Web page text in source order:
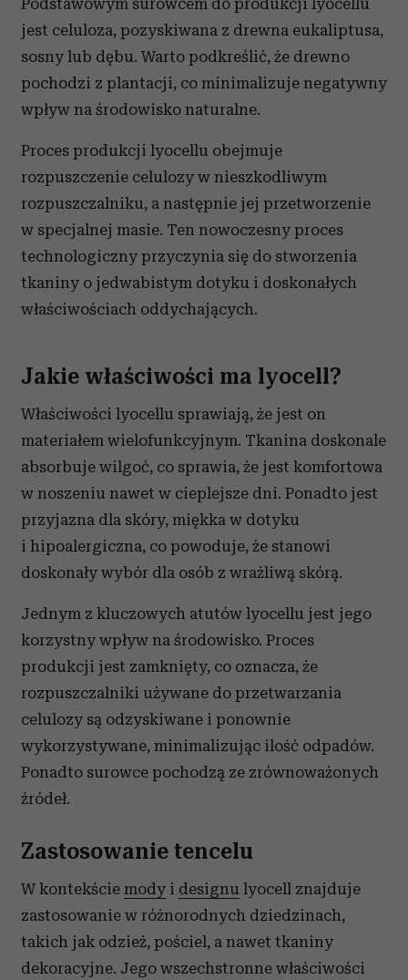
Podstawowym surowcem do produkcji lyocellu
jest celuloza, pozyskiwana z drewna eukaliptusa,
sosny lub dębu. Warto podkreślić, że drewno
pochodzi z plantacji, co minimalizuje negatywny
wpływ na środowisko naturalne.
Proces produkcji lyocellu obejmuje
rozpuszczenie celulozy w nieszkodliwym
rozpuszczalniku, a następnie jej przetworzenie
w specjalnej masie. Ten nowoczesny proces
technologiczny przyczynia się do stworzenia
tkaniny o jedwabistym dotyku i doskonałych
właściwościach oddychających.
Jakie właściwości ma lyocell?
Właściwości lyocellu sprawiają, że jest on
materiałem wielofunkcyjnym. Tkanina doskonale
absorbuje wilgoć, co sprawia, że jest komfortowa
w noszeniu nawet w cieplejsze dni. Ponadto jest
przyjazna dla skóry, miękka w dotyku
i hipoalergiczna, co powoduje, że stanowi
doskonały wybór dla osób z wrażliwą skórą.
Jednym z kluczowych atutów lyocellu jest jego
korzystny wpływ na środowisko. Proces
produkcji jest zamknięty, co oznacza, że
rozpuszczalniki używane do przetwarzania
celulozy są odzyskiwane i ponownie
wykorzystywane, minimalizując ilość odpadów.
Ponadto surowce pochodzą ze zrównoważonych
źródeł.
Zastosowanie tencelu
W kontekście mody i designu lyocell znajduje
zastosowanie w różnorodnych dziedzinach,
takich jak odzież, pościel, a nawet tkaniny
dekoracyjne. Jego wszechstronne właściwości